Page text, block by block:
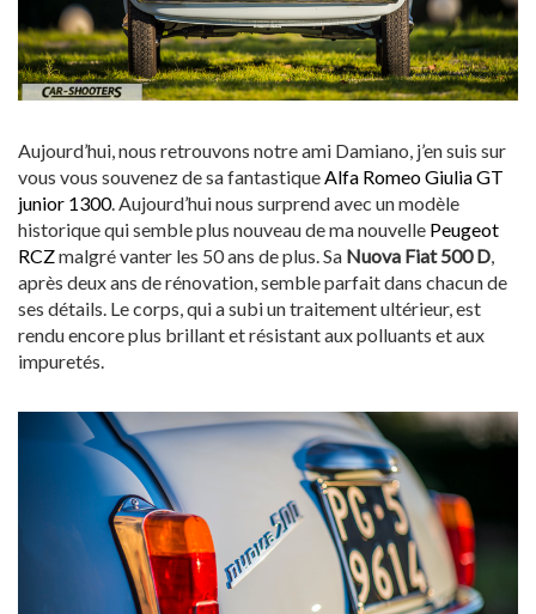
Aujourd’hui, nous retrouvons notre ami Damiano, j’en suis sur
vous vous souvenez de sa fantastiqueAlfa Romeo Giulia GT
junior 1300. Aujourd’hui nous surprend avec un modèle
historique qui semble plus nouveau de ma nouvelle Peugeot
RCZmalgré vanter les 50 ans de plus. Sa Nuova Fiat 500 D,
après deux ans de rénovation, semble parfait dans chacun de
ses détails. Le corps, qui a subi un traitement ultérieur, est
rendu encore plus brillant et résistant aux polluants et aux
impuretés.